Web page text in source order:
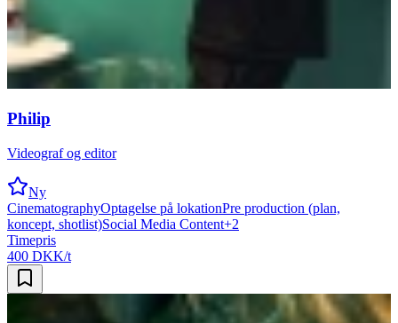
Philip
Videograf og editor
Ny
CinematographyOptagelse på lokationPre production (plan,
koncept, shotlist)Social Media Content+2
Timepris
400 DKK/t